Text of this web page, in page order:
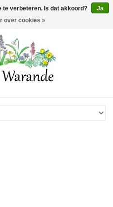
>0 Artikelen - €0,00
te verbeteren. Is dat akkoord?
Ja
over cookies »